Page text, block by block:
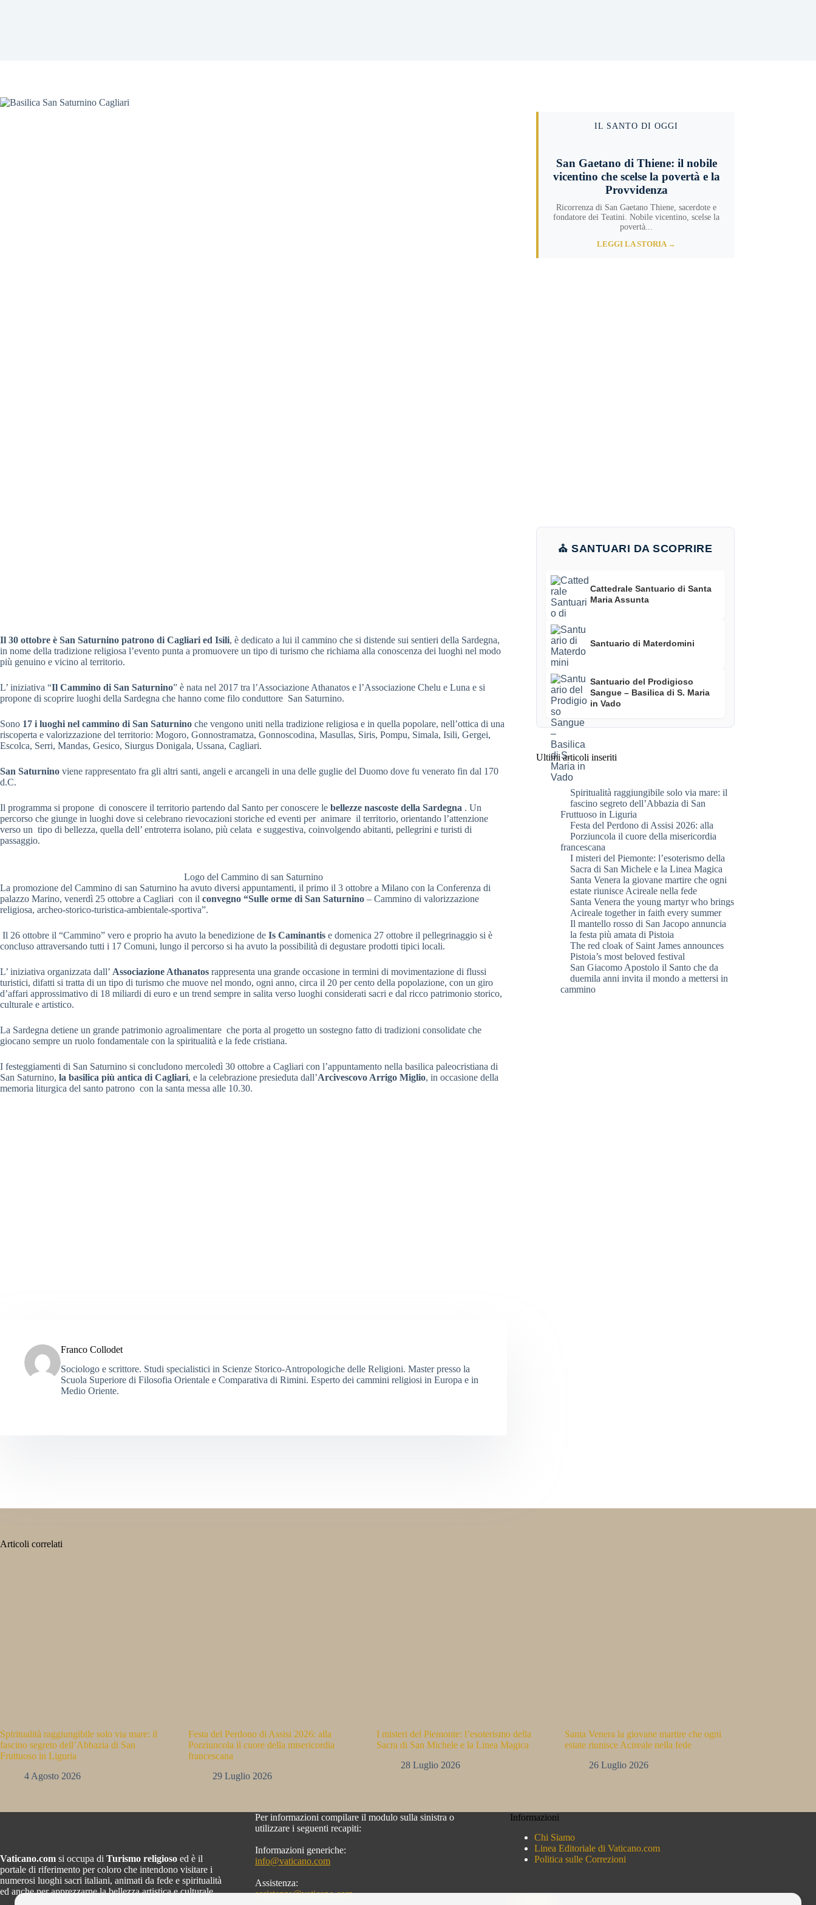
Il 30 ottobre è San Saturnino patrono di Cagliari ed Isili, è dedicato a lui il cammino che si distende sui sentieri della Sardegna,
in nome della tradizione religiosa l’evento punta a promuovere un tipo di turismo che richiama alla conoscenza dei luoghi nel modo
più genuino e vicino al territorio.
L’ iniziativa “Il Cammino di San Saturnino” è nata nel 2017 tra l’Associazione Athanatos e l’Associazione Chelu e Luna e si
propone di scoprire luoghi della Sardegna che hanno come filo conduttore San Saturnino.
Sono 17 i luoghi nel cammino di San Saturnino che vengono uniti nella tradizione religiosa e in quella popolare, nell’ottica di una
riscoperta e valorizzazione del territorio: Mogoro, Gonnostramatza, Gonnoscodina, Masullas, Siris, Pompu, Simala, Isili, Gergei,
Escolca, Serri, Mandas, Gesico, Siurgus Donigala, Ussana, Cagliari.
San Saturnino viene rappresentato fra gli altri santi, angeli e arcangeli in una delle guglie del Duomo dove fu venerato fin dal 170
d.C.
Il programma si propone di conoscere il territorio partendo dal Santo per conoscere le bellezze nascoste della Sardegna . Un
percorso che giunge in luoghi dove si celebrano rievocazioni storiche ed eventi per animare il territorio, orientando l’attenzione
verso un tipo di bellezza, quella dell’ entroterra isolano, più celata e suggestiva, coinvolgendo abitanti, pellegrini e turisti di
passaggio.
Logo del Cammino di san Saturnino
La promozione del Cammino di san Saturnino ha avuto diversi appuntamenti, il primo il 3 ottobre a Milano con la Conferenza di
palazzo Marino, venerdì 25 ottobre a Cagliari con il convegno “Sulle orme di San Saturnino – Cammino di valorizzazione
religiosa, archeo-storico-turistica-ambientale-sportiva”.
Il 26 ottobre il “Cammino” vero e proprio ha avuto la benedizione de Is Caminantis e domenica 27 ottobre il pellegrinaggio si è
concluso attraversando tutti i 17 Comuni, lungo il percorso si ha avuto la possibilità di degustare prodotti tipici locali.
L’ iniziativa organizzata dall’ Associazione Athanatos rappresenta una grande occasione in termini di movimentazione di flussi
turistici, difatti si tratta di un tipo di turismo che muove nel mondo, ogni anno, circa il 20 per cento della popolazione, con un giro
d’affari approssimativo di 18 miliardi di euro e un trend sempre in salita verso luoghi considerati sacri e dal ricco patrimonio storico,
culturale e artistico.
La Sardegna detiene un grande patrimonio agroalimentare che porta al progetto un sostegno fatto di tradizioni consolidate che
giocano sempre un ruolo fondamentale con la spiritualità e la fede cristiana.
I festeggiamenti di San Saturnino si concludono mercoledì 30 ottobre a Cagliari con l’appuntamento nella basilica paleocristiana di
San Saturnino, la basilica più antica di Cagliari, e la celebrazione presieduta dall’Arcivescovo Arrigo Miglio, in occasione della
memoria liturgica del santo patrono con la santa messa alle 10.30.
Franco Collodet
Sociologo e scrittore. Studi specialistici in Scienze Storico-Antropologiche delle Religioni. Master presso la
Scuola Superiore di Filosofia Orientale e Comparativa di Rimini. Esperto dei cammini religiosi in Europa e in
Medio Oriente.
IL SANTO DI OGGI
San Gaetano di Thiene: il nobile
vicentino che scelse la povertà e la
Provvidenza
Ricorrenza di San Gaetano Thiene, sacerdote e
fondatore dei Teatini. Nobile vicentino, scelse la
povertà...
LEGGI LA STORIA →
⛪ SANTUARI DA SCOPRIRE
Cattedrale Santuario di Santa
Maria Assunta
Santuario di Materdomini
Santuario del Prodigioso
Sangue – Basilica di S. Maria
in Vado
Ultimi articoli inseriti
Spiritualità raggiungibile solo via mare: il
fascino segreto dell’Abbazia di San
Fruttuoso in Liguria
Festa del Perdono di Assisi 2026: alla
Porziuncola il cuore della misericordia
francescana
I misteri del Piemonte: l’esoterismo della
Sacra di San Michele e la Linea Magica
Santa Venera la giovane martire che ogni
estate riunisce Acireale nella fede
Santa Venera the young martyr who brings
Acireale together in faith every summer
Il mantello rosso di San Jacopo annuncia
la festa più amata di Pistoia
The red cloak of Saint James announces
Pistoia’s most beloved festival
San Giacomo Apostolo il Santo che da
duemila anni invita il mondo a mettersi in
cammino
Articoli correlati
Spiritualità raggiungibile solo via mare: il
fascino segreto dell’Abbazia di San
Fruttuoso in Liguria
4 Agosto 2026
Festa del Perdono di Assisi 2026: alla
Porziuncola il cuore della misericordia
francescana
29 Luglio 2026
I misteri del Piemonte: l’esoterismo della
Sacra di San Michele e la Linea Magica
28 Luglio 2026
Santa Venera la giovane martire che ogni
estate riunisce Acireale nella fede
26 Luglio 2026
Vaticano.com si occupa di Turismo religioso ed è il
portale di riferimento per coloro che intendono visitare i
numerosi luoghi sacri italiani, animati da fede e spiritualità
ed anche per apprezzarne la bellezza artistica e culturale.
Per informazioni compilare il modulo sulla sinistra o
utilizzare i seguenti recapiti:
Informazioni generiche:
info@vaticano.com
Assistenza:
assistenza@vaticano.com
Informazioni
Chi Siamo
Linea Editoriale di Vaticano.com
Politica sulle Correzioni